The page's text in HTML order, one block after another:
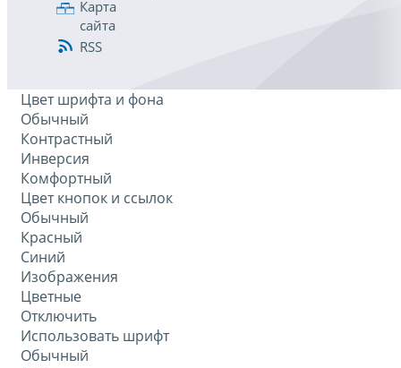
Карта
сайта
RSS
Цвет шрифта и фона
Обычный
Контрастный
Инверсия
Комфортный
Цвет кнопок и ссылок
Обычный
Красный
Синий
Изображения
Цветные
Отключить
Использовать шрифт
Обычный